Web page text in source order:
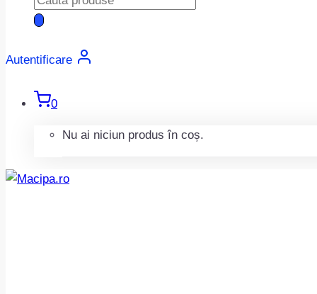
search
Autentificare
0
Nu ai niciun produs în coș.